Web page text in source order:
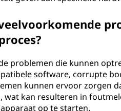
problemen die kunnen
software, corrupte
kunnen ervoor zorgen
wat kan resulteren in
op te starten.